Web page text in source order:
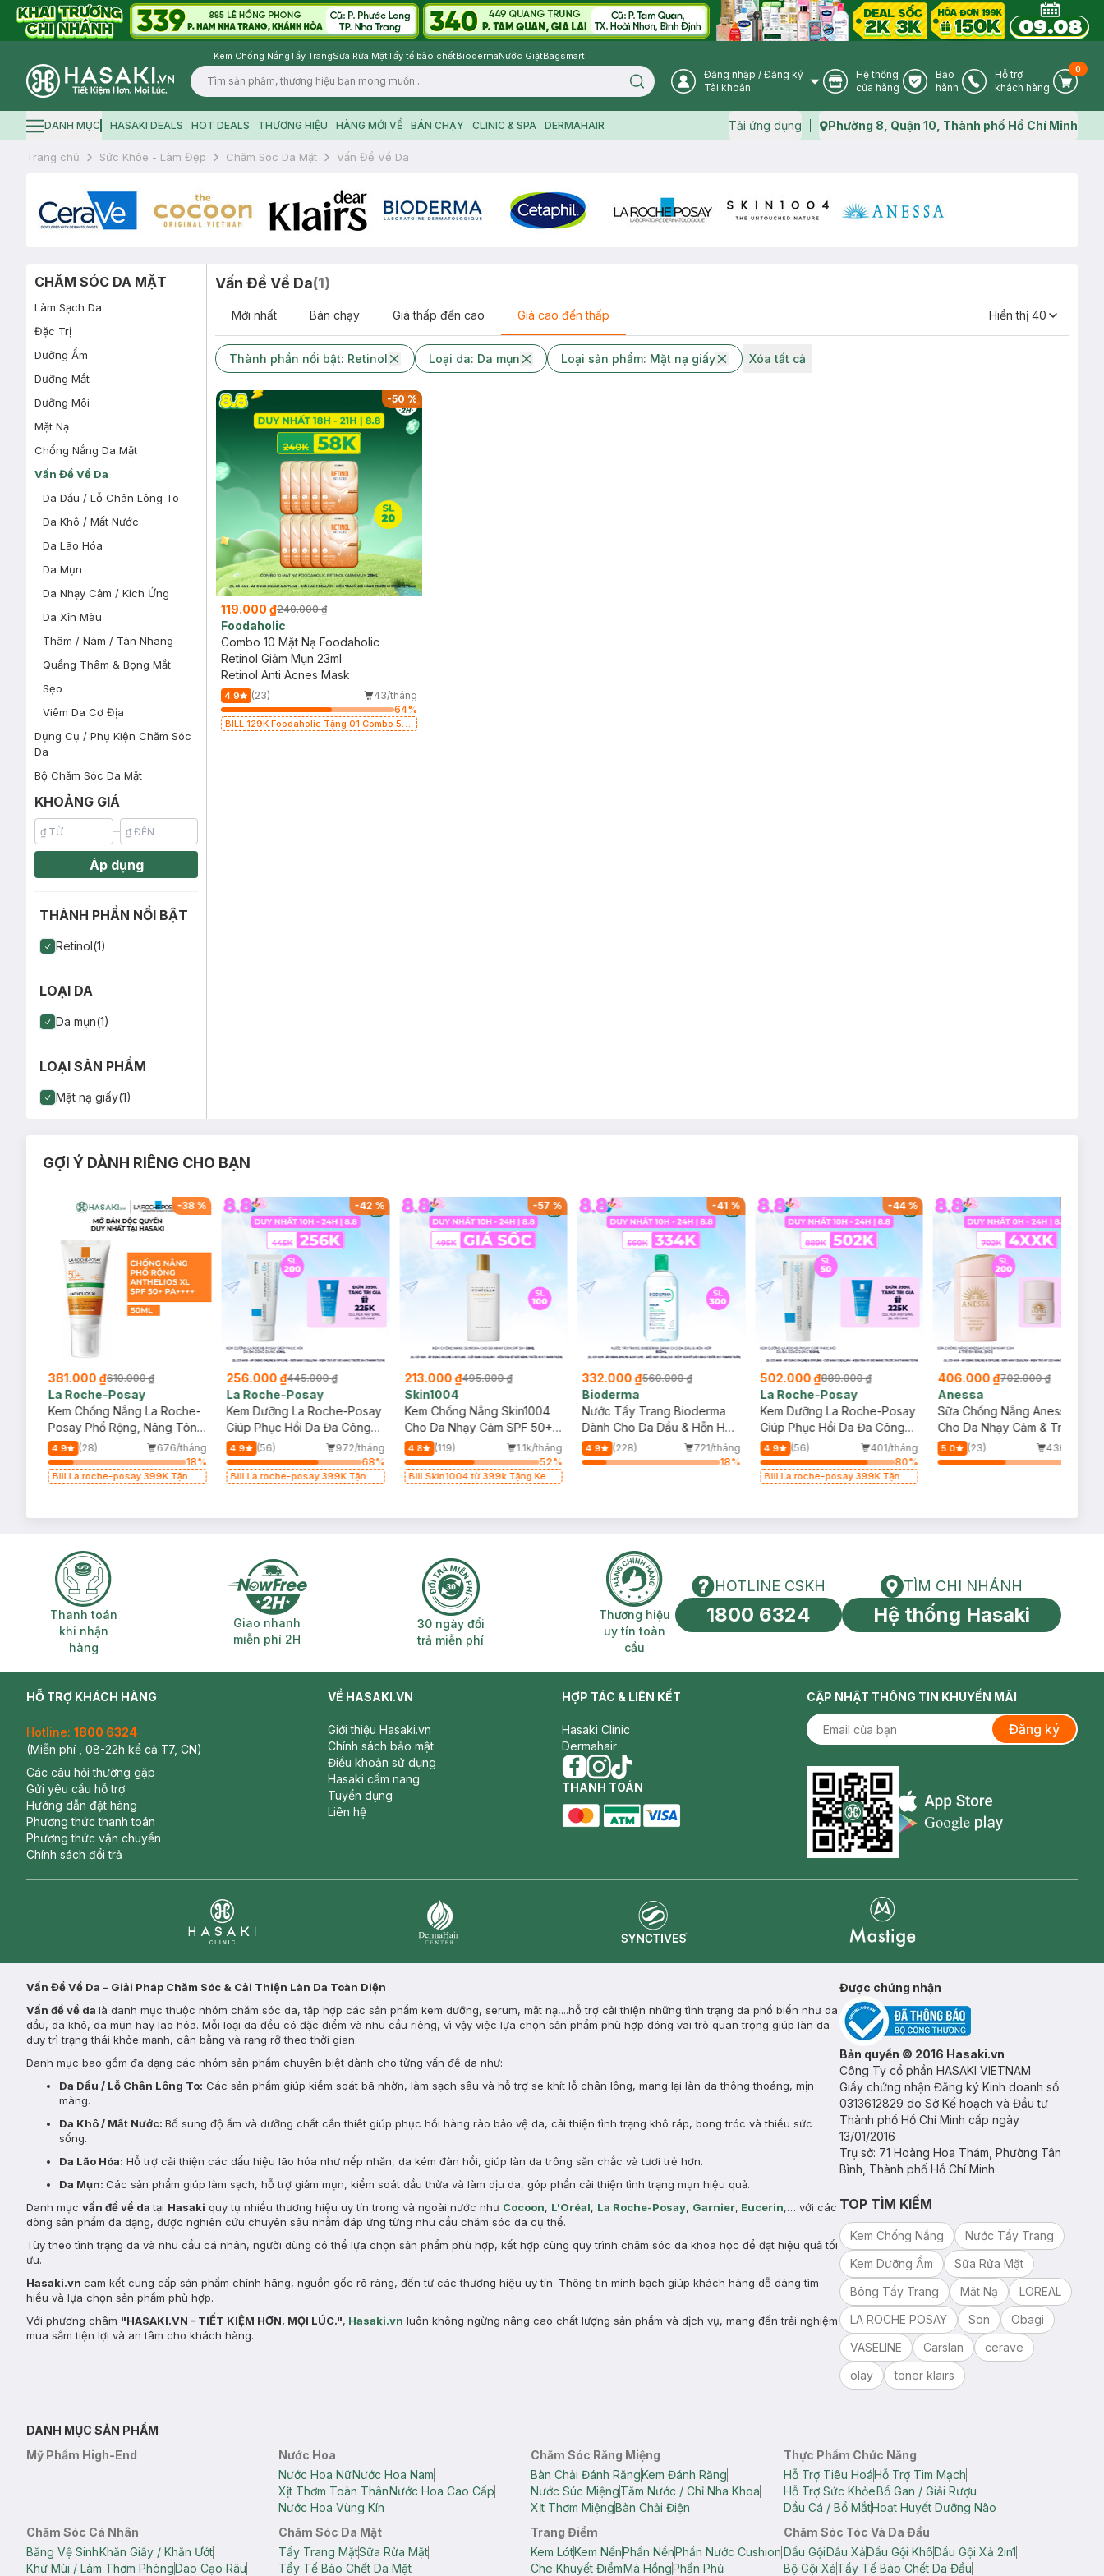
Kem Chống NắngTẩy TrangSữa Rửa MặtTẩy tế bào chếtBiodermaNước GiặtBagsmart
Logo
Search icon User Icon
Đăng nhập / Đăng ký
Tài khoản
Store Icon
Hệ thống
cửa hàng
Warranty Icon
Bảo
hành
Phone Icon
Hỗ trợ
khách hàng
Cart
0
Hamburger icon
DANH MỤC HASAKI DEALS HOT DEALS THƯƠNG HIỆU HÀNG MỚI VỀ BÁN CHẠY CLINIC & SPA DERMAHAIR Tải ứng dụng Map icon
Phường 8, Quận 10, Thành phố Hồ Chí Minh
Trang chủ Sức Khỏe - Làm Đẹp Chăm Sóc Da Mặt Vấn Đề Về Da
CHĂM SÓC DA MẶT
Làm Sạch Da
Đặc Trị
Dưỡng Ẩm
Dưỡng Mắt
Dưỡng Môi
Mặt Nạ
Chống Nắng Da Mặt
Vấn Đề Về Da
Da Dầu / Lỗ Chân Lông To
Da Khô / Mất Nước
Da Lão Hóa
Da Mụn
Da Nhạy Cảm / Kích Ứng
Da Xỉn Màu
Thâm / Nám / Tàn Nhang
Quầng Thâm & Bọng Mắt
Sẹo
Viêm Da Cơ Địa
Dụng Cụ / Phụ Kiện Chăm Sóc
Da
Bộ Chăm Sóc Da Mặt
KHOẢNG GIÁ
Áp dụng
THÀNH PHẦN NỔI BẬT
Retinol(1)
LOẠI DA
Da mụn(1)
LOẠI SẢN PHẨM
Mặt nạ giấy(1)
Vấn Đề Về Da(1)
Mới nhất Bán chạy Giá thấp đến cao Giá cao đến thấp Hiển thị 40
Thành phần nổi bật: Retinol Loại da: Da mụn Loại sản phẩm: Mặt nạ giấy Xóa tất cả
-50 %
119.000 ₫240.000 ₫
Foodaholic
Combo 10 Mặt Nạ Foodaholic
Retinol Giảm Mụn 23ml
Retinol Anti Acnes Mask
4.9 (23)
43/tháng
64%
BILL 129K Foodaholic Tặng 01 Combo 5
GỢI Ý DÀNH RIÊNG CHO BẠN
-38%
381.000 ₫610.000 ₫
La Roche-Posay
Kem Chống Nắng La Roche-
Posay Phổ Rộng, Nâng Tông
Kiềm Dầu 50ml
4.9 (28)
676/tháng
18%
Bill La roche-posay 399K Tặng
-42 %
256.000 ₫445.000 ₫
La Roche-Posay
Kem Dưỡng La Roche-Posay
Giúp Phục Hồi Da Đa Công
Dụng 40ml
4.9 (56)
972/tháng
68%
Bill La roche-posay 399K Tặng
-57 %
213.000 ₫495.000 ₫
Skin1004
Kem Chống Nắng Skin1004
Cho Da Nhạy Cảm SPF 50+
50ml
4.8 (119)
1.1k/tháng
52%
Bill Skin1004 từ 399k Tặng Kem
-41 %
332.000 ₫560.000 ₫
Bioderma
Nước Tẩy Trang Bioderma
Dành Cho Da Dầu & Hỗn Hợp
500ml
4.9 (228)
721/tháng
18%
-44%
502.000 ₫889.000 ₫
La Roche-Posay
Kem Dưỡng La Roche-Posay
Giúp Phục Hồi Da Đa Công
Dụng 100ml
4.9 (56)
401/tháng
80%
Bill La roche-posay 399K Tặng
406.000 ₫702.000 ₫
Anessa
Sữa Chống Nắng Anessa
Cho Da Nhạy Cảm & Trẻ Em
60ml (Mới)
5.0 (23)
436/tháng
Thanh toán khi nhận hàng
Thanh toán
khi nhận
hàng
Giao nhanh miễn phí 2H
Giao nhanh
miễn phí 2H
30 ngày đổi trả miễn phí
30 ngày đổi
trả miễn phí
Thương hiệu uy tín toàn cầu
Thương hiệu
uy tín toàn
cầu
HOTLINE CSKH
HOTLINE CSKH
1800 6324
Tìm chi nhánh
TÌM CHI NHÁNH
Hệ thống Hasaki
HỖ TRỢ KHÁCH HÀNG
Hotline: 1800 6324
(Miễn phí , 08-22h kể cả T7, CN)
Các câu hỏi thường gặp
Gửi yêu cầu hỗ trợ
Hướng dẫn đặt hàng
Phương thức thanh toán
Phương thức vận chuyển
Chính sách đổi trả
VỀ HASAKI.VN
Giới thiệu Hasaki.vn
Chính sách bảo mật
Điều khoản sử dụng
Hasaki cẩm nang
Tuyển dụng
Liên hệ
HỢP TÁC & LIÊN KẾT
Hasaki Clinic
Dermahair
facebook
instagram
tiktok
THANH TOÁN
CẬP NHẬT THÔNG TIN KHUYẾN MÃI
Đăng ký
Appstore icon
Vấn Đề Về Da – Giải Pháp Chăm Sóc & Cải Thiện Làn Da Toàn Diện
Vấn đề về da là danh mục thuộc nhóm chăm sóc da, tập hợp các sản phẩm kem dưỡng, serum, mặt nạ,...hỗ trợ cải thiện những tình trạng da phổ biến như da
dầu, da khô, da mụn hay lão hóa. Mỗi loại da đều có đặc điểm và nhu cầu riêng, vì vậy việc lựa chọn sản phẩm phù hợp đóng vai trò quan trọng giúp làn da
duy trì trạng thái khỏe mạnh, cân bằng và rạng rỡ theo thời gian.
Danh mục bao gồm đa dạng các nhóm sản phẩm chuyên biệt dành cho từng vấn đề da như:
Da Dầu / Lỗ Chân Lông To: Các sản phẩm giúp kiểm soát bã nhờn, làm sạch sâu và hỗ trợ se khít lỗ chân lông, mang lại làn da thông thoáng, mịn
màng.
Da Khô / Mất Nước: Bổ sung độ ẩm và dưỡng chất cần thiết giúp phục hồi hàng rào bảo vệ da, cải thiện tình trạng khô ráp, bong tróc và thiếu sức
sống.
Da Lão Hóa: Hỗ trợ cải thiện các dấu hiệu lão hóa như nếp nhăn, da kém đàn hồi, giúp làn da trông săn chắc và tươi trẻ hơn.
Da Mụn: Các sản phẩm giúp làm sạch, hỗ trợ giảm mụn, kiểm soát dầu thừa và làm dịu da, góp phần cải thiện tình trạng mụn hiệu quả.
Danh mục vấn đề về datại Hasaki quy tụ nhiều thương hiệu uy tín trong và ngoài nước như Cocoon, L'Oréal, La Roche-Posay, Garnier, Eucerin,… với các
dòng sản phẩm đa dạng, được nghiên cứu chuyên sâu nhằm đáp ứng từng nhu cầu chăm sóc da cụ thể.
Tùy theo tình trạng da và nhu cầu cá nhân, người dùng có thể lựa chọn sản phẩm phù hợp, kết hợp cùng quy trình chăm sóc da khoa học để đạt hiệu quả tối
ưu.
Hasaki.vn cam kết cung cấp sản phẩm chính hãng, nguồn gốc rõ ràng, đến từ các thương hiệu uy tín. Thông tin minh bạch giúp khách hàng dễ dàng tìm
hiểu và lựa chọn sản phẩm phù hợp.
Với phương châm "HASAKI.VN - TIẾT KIỆM HƠN. MỌI LÚC.", Hasaki.vn luôn không ngừng nâng cao chất lượng sản phẩm và dịch vụ, mang đến trải nghiệm
mua sắm tiện lợi và an tâm cho khách hàng.
Được chứng nhận
Bản quyền © 2016 Hasaki.vn
Công Ty cổ phần HASAKI VIETNAM
Giấy chứng nhận Đăng ký Kinh doanh số
0313612829 do Sở Kế hoạch và Đầu tư
Thành phố Hồ Chí Minh cấp ngày
13/01/2016
Trụ sở: 71 Hoàng Hoa Thám, Phường Tân
Bình, Thành phố Hồ Chí Minh
TOP TÌM KIẾM
Kem Chống Nắng
Nước Tẩy Trang
Kem Dưỡng Ẩm
Sữa Rửa Mặt
Bông Tẩy Trang
Mặt Nạ
LOREAL
LA ROCHE POSAY
Son
Obagi
VASELINE
Carslan
cerave
olay
toner klairs
DANH MỤC SẢN PHẨM
Mỹ Phẩm High-End
Nước Hoa
Nước Hoa NữNước Hoa Nam
Xịt Thơm Toàn ThânNước Hoa Cao Cấp
Nước Hoa Vùng Kín
Chăm Sóc Răng Miệng
Bàn Chải Đánh RăngKem Đánh Răng
Nước Súc MiệngTăm Nước / Chỉ Nha Khoa
Xịt Thơm MiệngBàn Chải Điện
Thực Phẩm Chức Năng
Hỗ Trợ Tiêu HoáHỗ Trợ Tim Mạch
Hỗ Trợ Sức KhỏeBổ Gan / Giải Rượu
Dầu Cá / Bổ MắtHoạt Huyết Dưỡng Não
Chăm Sóc Cá Nhân
Băng Vệ SinhKhăn Giấy / Khăn Ướt
Khử Mùi / Làm Thơm PhòngDao Cạo Râu
Chăm Sóc Da Mặt
Tẩy Trang MặtSữa Rửa Mặt
Tẩy Tế Bào Chết Da Mặt
Trang Điểm
Kem LótKem NềnPhấn NềnPhấn Nước Cushion
Che Khuyết ĐiểmMá HồngPhấn Phủ
Chăm Sóc Tóc Và Da Đầu
Dầu GộiDầu XảDầu Gội KhôDầu Gội Xả 2in1
Bộ Gội XảTẩy Tế Bào Chết Da Đầu